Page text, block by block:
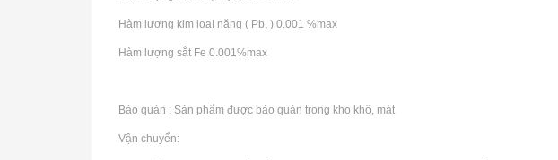
Hàm lượng kim loạI nặng ( Pb, ) 0.001 %max
Hàm lượng sắt Fe 0.001%max
Bảo quản : Sản phẩm được bảo quản trong kho khô, mát
Vận chuyển: